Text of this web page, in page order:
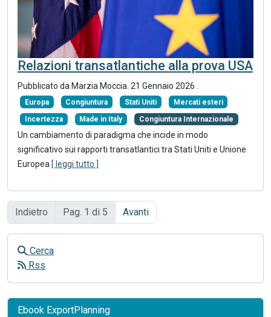
Relazioni transatlantiche alla prova USA
Pubblicato da Marzia Moccia. 21 Gennaio 2026 .
Europa Congiuntura Stati Uniti Mercati esteri
Incertezza Made in Italy Congiuntura Internazionale
Un cambiamento di paradigma che incide in modo
significativo sui rapporti transatlantici tra Stati Uniti e Unione
Europea [ leggi tutto ]
Indietro Pag. 1 di 5 Avanti
Cerca
Rss
Ebook ExportPlanning